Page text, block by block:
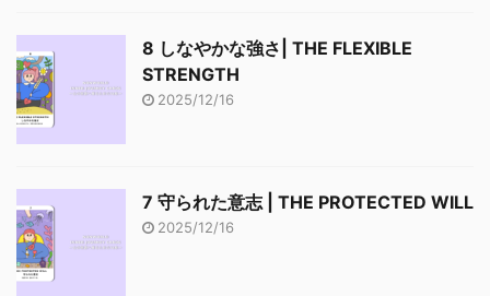
8 しなやかな強さ| THE FLEXIBLE
STRENGTH
2025/12/16
7 守られた意志 | THE PROTECTED WILL
2025/12/16